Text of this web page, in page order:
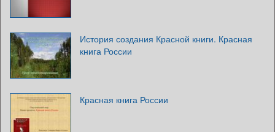
История создания Красной книги. Красная
книга России
Красная книга России